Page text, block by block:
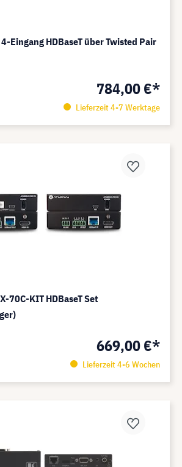
Eingang HDBaseT über Twisted Pair
784,00 €*
Lieferzeit 4-7 Werktage
70C-KIT HDBaseT Set
669,00 €*
Lieferzeit 4-6 Wochen